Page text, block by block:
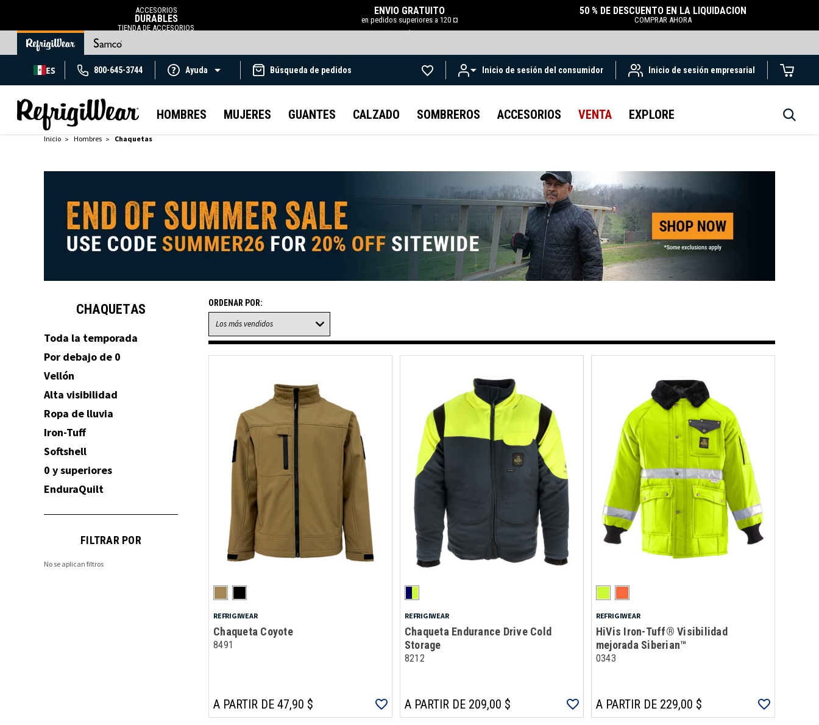
ACCESORIOS
DURABLES
TIENDA DE ACCESORIOS
ENVÍO GRATUITO
en pedidos superiores a 120 ¤
.
50 % DE DESCUENTO EN LA LIQUIDACIÓN
COMPRAR AHORA
ES 800-645-3744 Ayuda Búsqueda de pedidos Inicio de sesión del consumidor Inicio de sesión empresarial
HOMBRES MUJERES GUANTES CALZADO SOMBREROS ACCESORIOS VENTA EXPLORE
Inicio Hombres Chaquetas
CHAQUETAS
Toda la temporada
Por debajo de 0
Vellón
Alta visibilidad
Ropa de lluvia
Iron-Tuff
Softshell
0 y superiores
EnduraQuilt
FILTRAR POR
No se aplican filtros
ORDENAR POR:
REFRIGIWEAR
Chaqueta Coyote
8491
A PARTIR DE 47,90 $
REFRIGIWEAR
Chaqueta Endurance Drive Cold
Storage
8212
A PARTIR DE 209,00 $
REFRIGIWEAR
HiVis Iron-Tuff® Visibilidad
mejorada Siberian™
0343
A PARTIR DE 229,00 $